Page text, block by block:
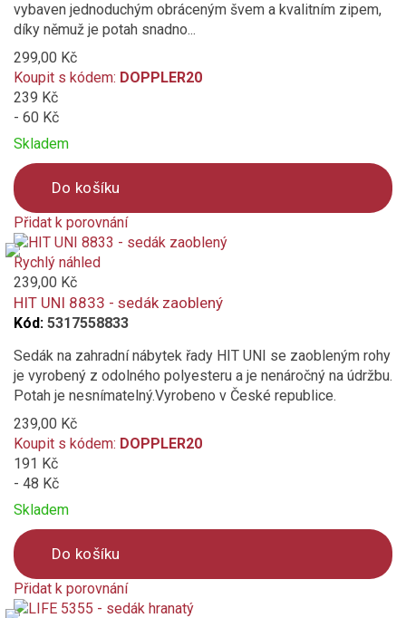
vybaven jednoduchým obráceným švem a kvalitním zipem,
díky němuž je potah snadno...
299,00 Kč
Koupit s kódem: DOPPLER20
239 Kč
- 60 Kč
Skladem
Do košíku
Přidat k porovnání
Product
is
added
to
compare
Rychlý náhled
239,00 Kč
HIT UNI 8833 - sedák zaoblený
Kód: 5317558833
Sedák na zahradní nábytek řady HIT UNI se zaobleným rohy
je vyrobený z odolného polyesteru a je nenáročný na údržbu.
Potah je nesnímatelný.Vyrobeno v České republice.
239,00 Kč
Koupit s kódem: DOPPLER20
191 Kč
- 48 Kč
Skladem
Do košíku
Přidat k porovnání
Product